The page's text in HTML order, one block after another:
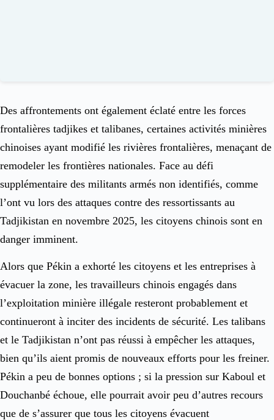
Des affrontements ont également éclaté entre les forces
frontalières tadjikes et talibanes, certaines activités minières
chinoises ayant modifié les rivières frontalières, menaçant de
remodeler les frontières nationales. Face au défi
supplémentaire des militants armés non identifiés, comme
l’ont vu lors des attaques contre des ressortissants au
Tadjikistan en novembre 2025, les citoyens chinois sont en
danger imminent.
Alors que Pékin a exhorté les citoyens et les entreprises à
évacuer la zone, les travailleurs chinois engagés dans
l’exploitation minière illégale resteront probablement et
continueront à inciter des incidents de sécurité. Les talibans
et le Tadjikistan n’ont pas réussi à empêcher les attaques,
bien qu’ils aient promis de nouveaux efforts pour les freiner.
Pékin a peu de bonnes options ; si la pression sur Kaboul et
Douchanbé échoue, elle pourrait avoir peu d’autres recours
que de s’assurer que tous les citoyens évacuent